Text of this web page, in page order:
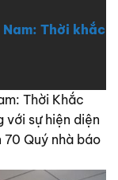
Thời khắc
Thời Khắc
với sự hiện diện
Quý nhà báo